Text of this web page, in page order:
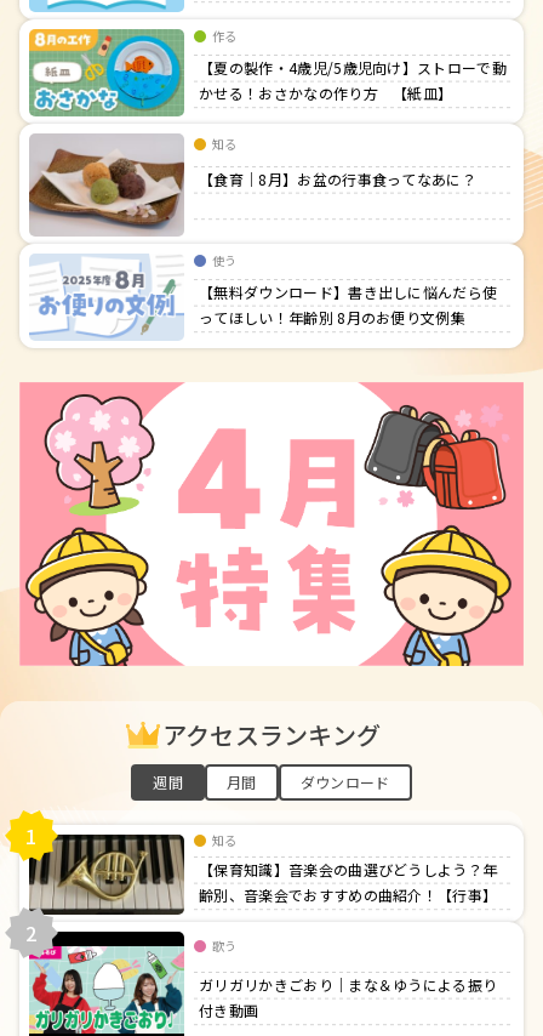
作る
【夏の製作・4歳児/5歳児向け】ストローで動
かせる！おさかなの作り方 【紙皿】
知る
【食育｜8月】お盆の行事食ってなあに？
使う
【無料ダウンロード】書き出しに悩んだら使
ってほしい！年齢別 8月のお便り文例集
アクセスランキング
週間 月間 ダウンロード
1 知る
【保育知識】音楽会の曲選びどうしよう？年
齢別、音楽会でおすすめの曲紹介！【行事】
2 歌う
ガリガリかきごおり｜まな＆ゆうによる振り
付き動画